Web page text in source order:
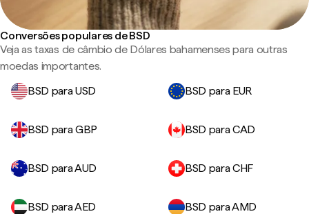
Conversões populares de BSD
Veja as taxas de câmbio de Dólares bahamenses para outras
moedas importantes.
BSD para USD
BSD para EUR
BSD para GBP BSD para CAD
BSD para AUD BSD para CHF
BSD para AED
BSD para AMD